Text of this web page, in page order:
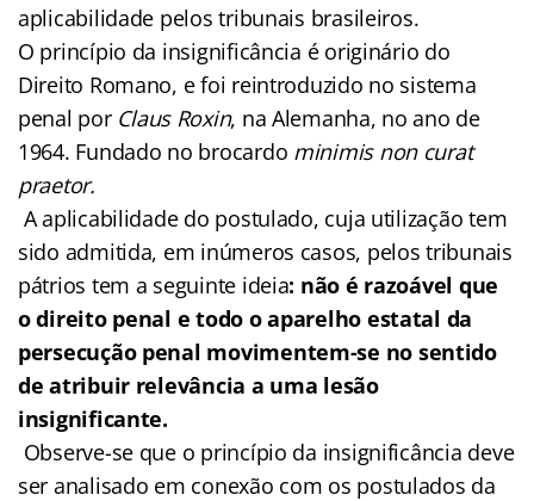
aplicabilidade pelos tribunais brasileiros.
O princípio da insignificância é originário do
Direito Romano, e foi reintroduzido no sistema
penal por Claus Roxin, na Alemanha, no ano de
1964. Fundado no brocardo minimis non curat
praetor.
A aplicabilidade do postulado, cuja utilização tem
sido admitida, em inúmeros casos, pelos tribunais
pátrios tem a seguinte ideia: não é razoável que
o direito penal e todo o aparelho estatal da
persecução penal movimentem-se no sentido
de atribuir relevância a uma lesão
insignificante.
Observe-se que o princípio da insignificância deve
ser analisado em conexão com os postulados da